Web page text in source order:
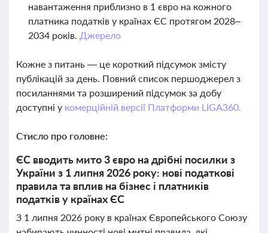
навантаження приблизно в 1 євро на кожного
платника податків у країнах ЄС протягом 2028–
2034 років. Джерело
Кожне з питань — це короткий підсумок змісту
публікацій за день. Повний список першоджерел з
посиланнями та розширений підсумок за добу
доступні у комерційній версії Платформи LIGA360.
Стисло про головне:
ЄС вводить мито 3 євро на дрібні посилки з
України з 1 липня 2026 року: нові податкові
правила та вплив на бізнес і платників
податків у країнах ЄС
З 1 липня 2026 року в країнах Європейського Союзу